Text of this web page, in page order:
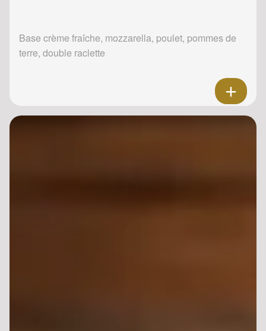
Base crème fraîche, mozzarella, poulet, pommes de
terre, double raclette